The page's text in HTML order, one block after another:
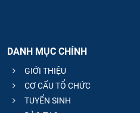
DANH MỤC CHÍNH
GIỚI THIỆU
CƠ CẤU TỔ CHỨC
TUYỂN SINH